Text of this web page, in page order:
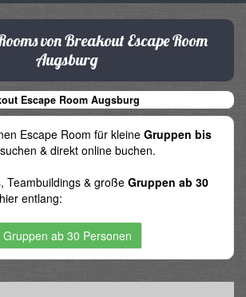
von Breakout Escape Room
Augsburg
Escape Room Augsburg
Escape Room für kleine Gruppen bis
& direkt online buchen.
Teambuildings & große Gruppen ab 30
entlang:
Gruppen ab 30 Personen